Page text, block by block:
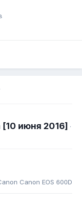
июня 2016] ·
Canon EOS 600D